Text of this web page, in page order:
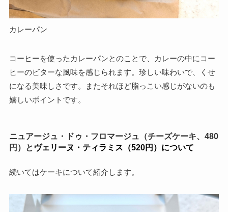
カレーパン
コーヒーを使ったカレーパンとのことで、カレーの中にコー
ヒーのビターな風味を感じられます。珍しい味わいで、くせ
になる美味しさです。またそれほど脂っこい感じがないのも
嬉しいポイントです。
ニュアージュ・ドゥ・フロマージュ（チーズケーキ、480
円）と ヴェリーヌ・ティラミス（520円）について
続いてはケーキについて紹介します。